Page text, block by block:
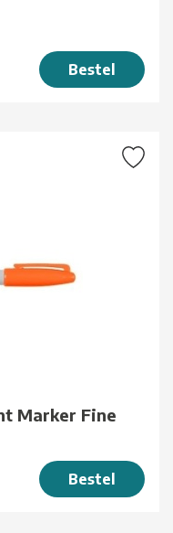
Bestel
Marker Fine
Bestel